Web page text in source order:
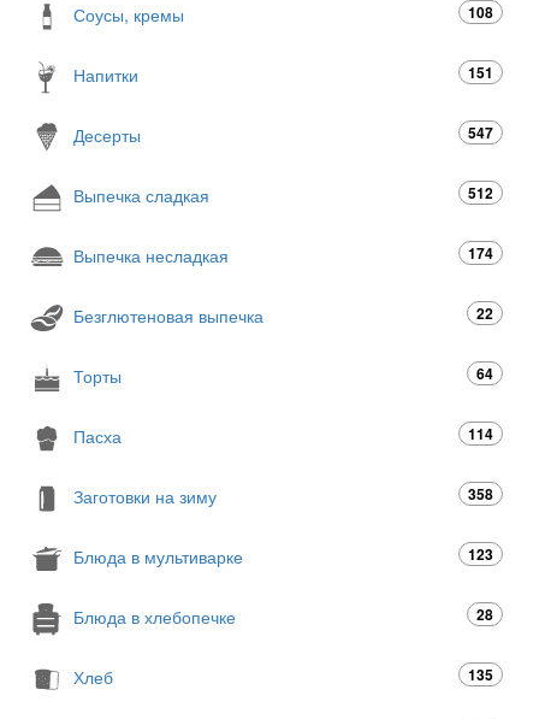
Соусы, кремы 108
Напитки 151
Десерты 547
Выпечка сладкая 512
Выпечка несладкая 174
Безглютеновая выпечка 22
Торты 64
Пасха 114
Заготовки на зиму 358
Блюда в мультиварке 123
Блюда в хлебопечке 28
Хлеб 135